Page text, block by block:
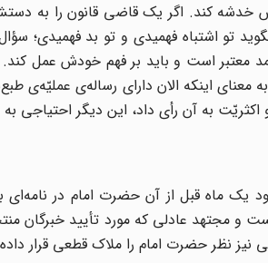
کند. اگر یک قاضی قانون را به
تو اشتباه فهمیدی و تو بد فهمیدی؛ سؤال
معتبر است و باید بر فهم خودش عمل کند.
اینکه الان دارای رساله‌ی عملیّه‌ی
به آن رأی داد، این دیگر احتیاجی به
یک ماه قبل از آن حضرت امام در نامه‌ای
و مجتهد عادلی که مورد تأیید خبرگان
نیز نظر حضرت امام را ملاک قطعی قرار